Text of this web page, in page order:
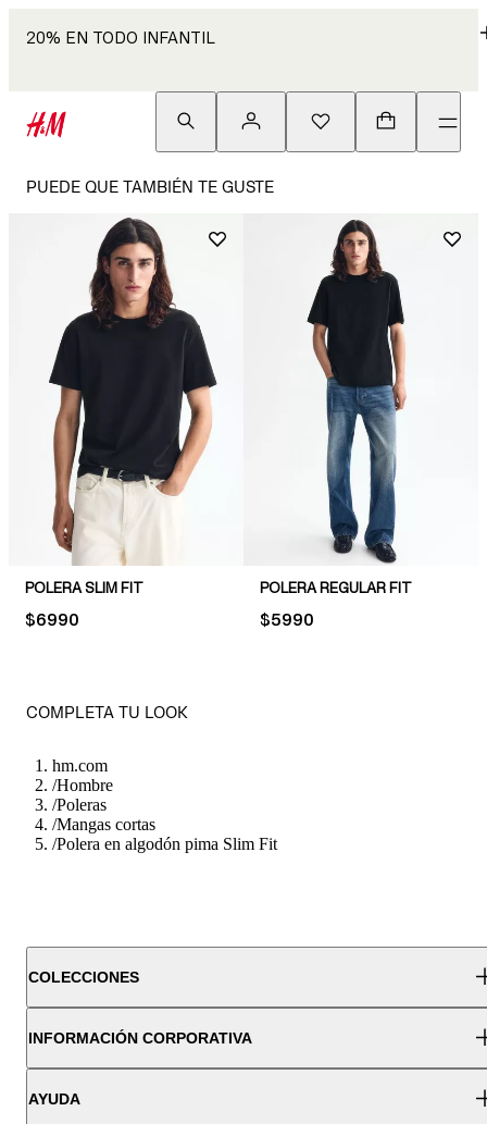
20% EN TODO INFANTIL
PUEDE QUE TAMBIÉN TE GUSTE
POLERA SLIM FIT
PRICE:
$6990
POLERA REGULAR FIT
PRICE:
$5990
COMPLETA TU LOOK
hm.com
/Hombre
/Poleras
/Mangas cortas
/Polera en algodón pima Slim Fit
COLECCIONES
INFORMACIÓN CORPORATIVA
AYUDA